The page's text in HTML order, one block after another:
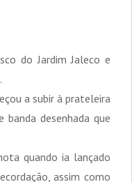
do Jardim Jaleco e
a subir à prateleira
desenhada que
quando ia lançado
assim como